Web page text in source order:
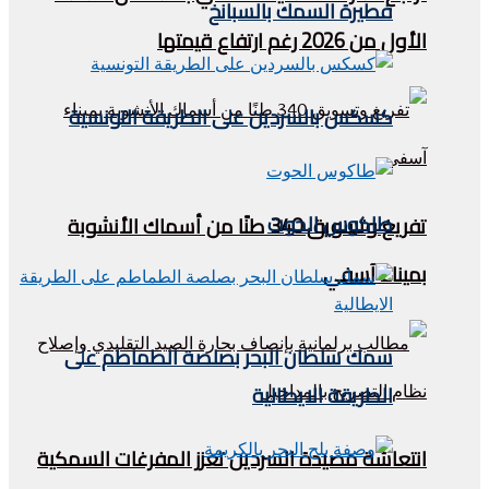
الأول من 2026 رغم ارتفاع قيمتها
تفريغ وتسويق 340 طنًا من أسماك الأنشوبة
بميناء آسفي
انتعاشة مصيدة السردين تعزز المفرغات السمكية
فطيرة السمك بالسبانخ
كسكس بالسردين على الطريقة التونسية
طاكوس الحوت
سمك سلطان البحر بصلصة الطماطم على
الطريقة الايطالية